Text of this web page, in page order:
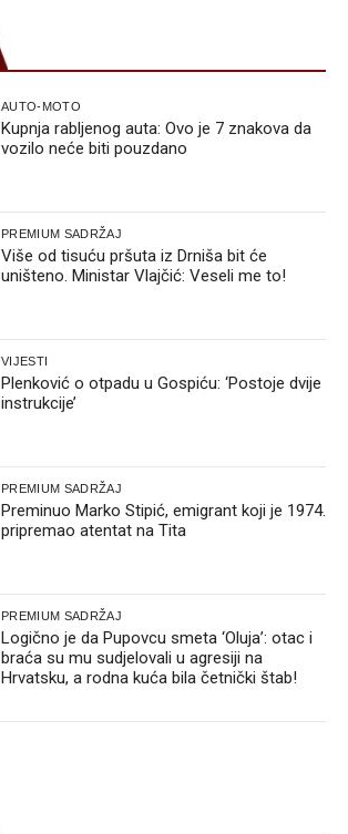
AUTO-MOTO
Kupnja rabljenog auta: Ovo je 7 znakova da
vozilo neće biti pouzdano
PREMIUM SADRŽAJ
Više od tisuću pršuta iz Drniša bit će
uništeno. Ministar Vlajčić: Veseli me to!
VIJESTI
Plenković o otpadu u Gospiću: ‘Postoje dvije
instrukcije’
PREMIUM SADRŽAJ
Preminuo Marko Stipić, emigrant koji je 1974.
pripremao atentat na Tita
PREMIUM SADRŽAJ
Logično je da Pupovcu smeta ‘Oluja’: otac i
braća su mu sudjelovali u agresiji na
Hrvatsku, a rodna kuća bila četnički štab!